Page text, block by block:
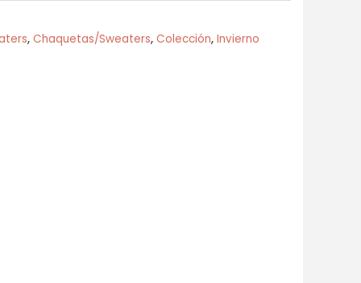
, Chaquetas/Sweaters, Colección, Invierno